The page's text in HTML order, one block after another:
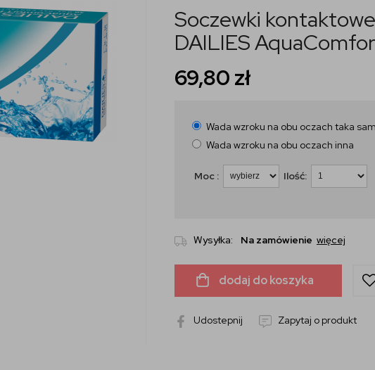
Soczewki
DAILIES
69,80 zł
Wada wzroku na obu oczach taka
Wada wzroku na obu oczach inna
Moc : Ilość:
Wysyłka: Na zamówienie więcej
dodaj do koszyka
Udostepnij Zapytaj o produkt